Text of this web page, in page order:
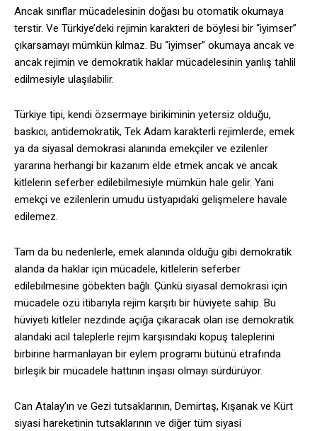
Ancak sınıflar mücadelesinin doğası bu otomatik okumaya
terstir. Ve Türkiye’deki rejimin karakteri de böylesi bir “iyimser”
çıkarsamayı mümkün kılmaz. Bu “iyimser” okumaya ancak ve
ancak rejimin ve demokratik haklar mücadelesinin yanlış tahlil
edilmesiyle ulaşılabilir.
Türkiye tipi, kendi özsermaye birikiminin yetersiz olduğu,
baskıcı, antidemokratik, Tek Adam karakterli rejimlerde, emek
ya da siyasal demokrasi alanında emekçiler ve ezilenler
yararına herhangi bir kazanım elde etmek ancak ve ancak
kitlelerin seferber edilebilmesiyle mümkün hale gelir. Yani
emekçi ve ezilenlerin umudu üstyapıdaki gelişmelere havale
edilemez.
Tam da bu nedenlerle, emek alanında olduğu gibi demokratik
alanda da haklar için mücadele, kitlelerin seferber
edilebilmesine göbekten bağlı. Çünkü siyasal demokrasi için
mücadele özü itibarıyla rejim karşıtı bir hüviyete sahip. Bu
hüviyeti kitleler nezdinde açığa çıkaracak olan ise demokratik
alandaki acil taleplerle rejim karşısındaki kopuş taleplerini
birbirine harmanlayan bir eylem programı bütünü etrafında
birleşik bir mücadele hattının inşası olmayı sürdürüyor.
Can Atalay’ın ve Gezi tutsaklarının, Demirtaş, Kışanak ve Kürt
siyasi hareketinin tutsaklarının ve diğer tüm siyasi